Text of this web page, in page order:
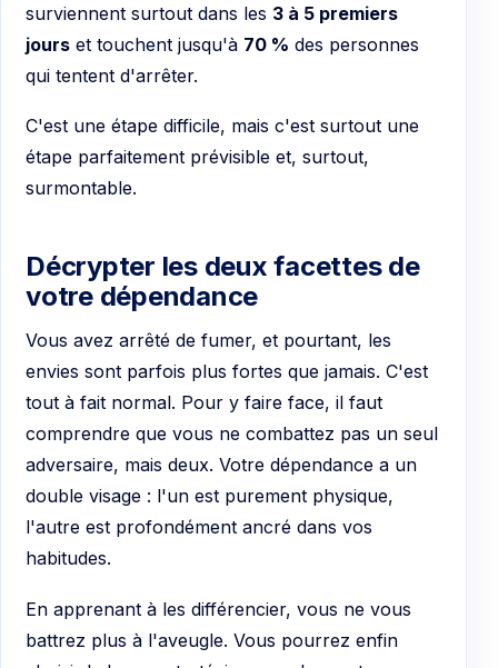
surviennent surtout dans les 3 à 5 premiers
jours et touchent jusqu'à 70 % des personnes
qui tentent d'arrêter.
C'est une étape difficile, mais c'est surtout une
étape parfaitement prévisible et, surtout,
surmontable.
Décrypter les deux facettes de
votre dépendance
Vous avez arrêté de fumer, et pourtant, les
envies sont parfois plus fortes que jamais. C'est
tout à fait normal. Pour y faire face, il faut
comprendre que vous ne combattez pas un seul
adversaire, mais deux. Votre dépendance a un
double visage : l'un est purement physique,
l'autre est profondément ancré dans vos
habitudes.
En apprenant à les différencier, vous ne vous
battrez plus à l'aveugle. Vous pourrez enfin